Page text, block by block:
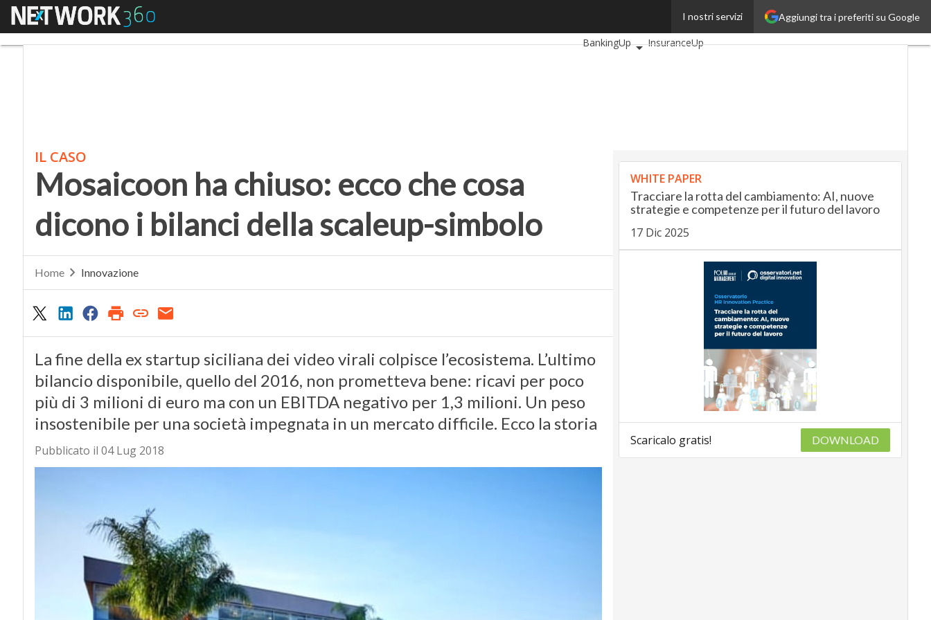
Aggiungi tra i preferiti su Google
I nostri servizi
Menu
AutomotiveUp
BankingUp
InsuranceUp
IL CASO
Mosaicoon ha chiuso: ecco che cosa
dicono i bilanci della scaleup-simbolo
Home Innovazione
La fine della ex startup siciliana dei video virali colpisce l’ecosistema. L’ultimo
bilancio disponibile, quello del 2016, non prometteva bene: ricavi per poco
più di 3 milioni di euro ma con un EBITDA negativo per 1,3 milioni. Un peso
insostenibile per una società impegnata in un mercato difficile. Ecco la storia
Pubblicato il 04 Lug 2018
WHITE PAPER
Tracciare la rotta del cambiamento: AI, nuove
strategie e competenze per il futuro del lavoro
17 Dic 2025
Scaricalo gratis! DOWNLOAD